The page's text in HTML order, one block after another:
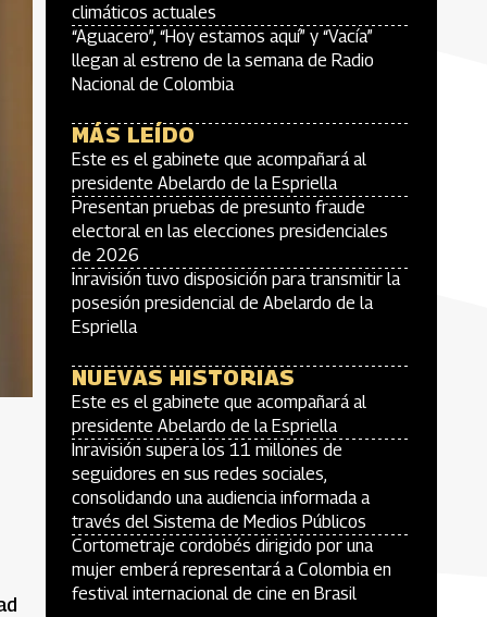
climáticos actuales
“Aguacero”, “Hoy estamos aquí” y “Vacía”
llegan al estreno de la semana de Radio
Nacional de Colombia
MÁS LEÍDO
Este es el gabinete que acompañará al
presidente Abelardo de la Espriella
Presentan pruebas de presunto fraude
electoral en las elecciones presidenciales
de 2026
Inravisión tuvo disposición para transmitir la
posesión presidencial de Abelardo de la
Espriella
NUEVAS HISTORIAS
Este es el gabinete que acompañará al
presidente Abelardo de la Espriella
Inravisión supera los 11 millones de
seguidores en sus redes sociales,
consolidando una audiencia informada a
través del Sistema de Medios Públicos
Cortometraje cordobés dirigido por una
mujer emberá representará a Colombia en
festival internacional de cine en Brasil